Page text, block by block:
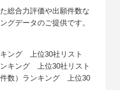
総合力評価や出願件数な
グデータのご提供です。
ング 上位30社リスト
キング 上位30社リスト
数）ランキング 上位30